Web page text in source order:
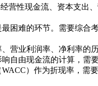
营性现金流、资本支
困难的环节。需要综合
营业利润率、净利率的
自由现金流的计算，需
）作为折现率，需